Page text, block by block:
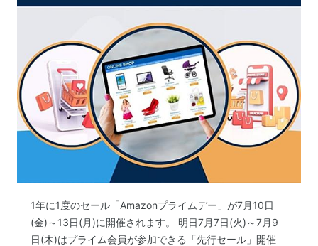
1年に1度のセール「Amazonプライムデー」が7月10日
(金)～13日(月)に開催されます。 明日7月7日(火)～7月9
日(木)はプライム会員が参加できる「先行セール」開催